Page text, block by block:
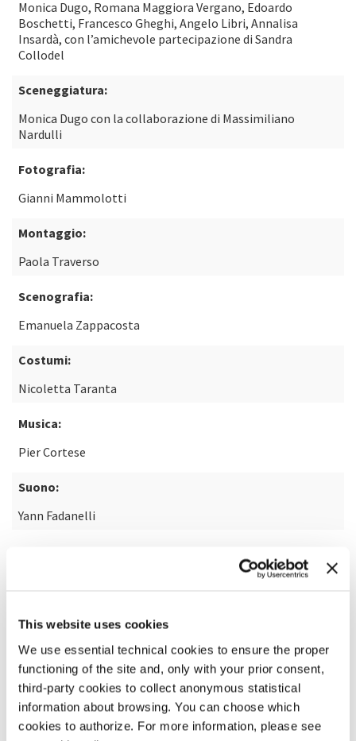
This website uses cookies
We use essential technical cookies to ensure the proper
functioning of the site and, only with your prior consent,
third-party cookies to collect anonymous statistical
information about browsing. You can choose which
cookies to authorize. For more information, please see
Monica Dugo, Romana Maggiora Vergano, Edoardo
Boschetti, Francesco Gheghi, Angelo Libri, Annalisa
Insardà, con l’amichevole partecipazione di Sandra
Collodel
Sceneggiatura:
Monica Dugo con la collaborazione di Massimiliano
Nardulli
Fotografia:
Gianni Mammolotti
Montaggio:
Paola Traverso
Scenografia:
Emanuela Zappacosta
Costumi:
Nicoletta Taranta
Musica:
Pier Cortese
Suono:
Yann Fadanelli